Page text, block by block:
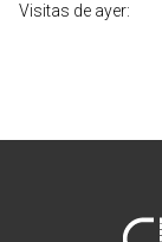
Visitas de ayer: